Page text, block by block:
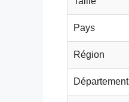
Pays
Région
Département